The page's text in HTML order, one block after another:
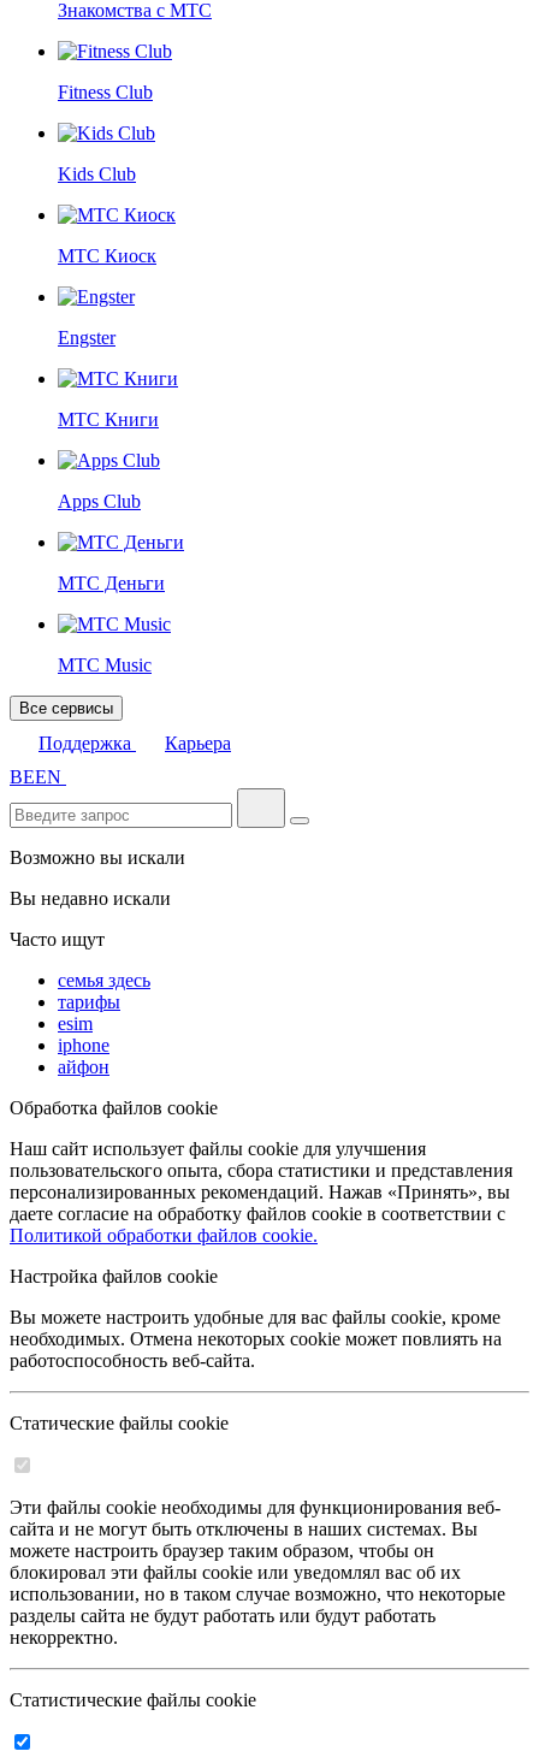
Знакомства с МТС
Fitness Club
Kids Club
МТС Киоск
Engster
МТС Книги
Apps Club
МТС Деньги
МТС Music
Все сервисы
Поддержка
Карьера
BEEN
Возможно вы искали
Вы недавно искали
Часто ищут
семья здесь
тарифы
esim
iphone
айфон
Обработка файлов cookie
Наш сайт использует файлы cookie для улучшения
пользовательского опыта, сбора статистики и представления
персонализированных рекомендаций. Нажав «Принять», вы
даете согласие на обработку файлов cookie в соответствии с
Политикой обработки файлов cookie.
Настройка файлов cookie
Вы можете настроить удобные для вас файлы cookie, кроме
необходимых. Отмена некоторых cookie может повлиять на
работоспособность веб-сайта.
Статические файлы cookie
Эти файлы cookie необходимы для функционирования веб-
сайта и не могут быть отключены в наших системах. Вы
можете настроить браузер таким образом, чтобы он
блокировал эти файлы cookie или уведомлял вас об их
использовании, но в таком случае возможно, что некоторые
разделы сайта не будут работать или будут работать
некорректно.
Статистические файлы cookie